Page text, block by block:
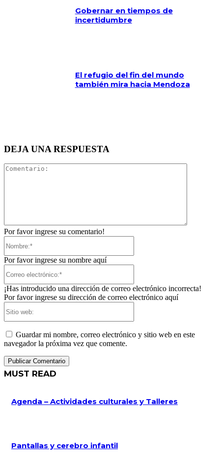
Gobernar en tiempos de
incertidumbre
El refugio del fin del mundo
también mira hacia Mendoza
DEJA UNA RESPUESTA
Por favor ingrese su comentario!
Por favor ingrese su nombre aquí
¡Has introducido una dirección de correo electrónico incorrecta!
Por favor ingrese su dirección de correo electrónico aquí
Guardar mi nombre, correo electrónico y sitio web en este
navegador la próxima vez que comente.
MUST READ
Agenda – Actividades culturales y Talleres
Pantallas y cerebro infantil